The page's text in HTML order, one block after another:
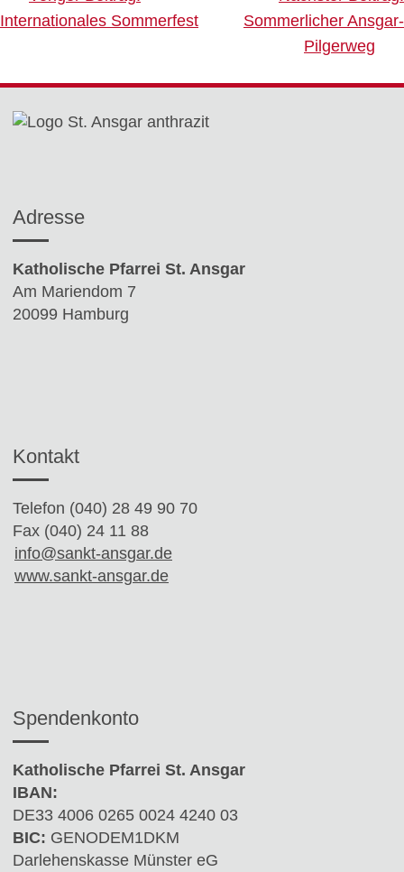
Internationales Sommerfest
Sommerlicher Ansgar-
Pilgerweg
Adresse
Katholische Pfarrei St. Ansgar
Am Mariendom 7
20099 Hamburg
Kontakt
Telefon (040) 28 49 90 70
Fax (040) 24 11 88
info@sankt-ansgar.de
www.sankt-ansgar.de
Spendenkonto
Katholische Pfarrei St. Ansgar
IBAN:
DE33 4006 0265 0024 4240 03
BIC: GENODEM1DKM
Darlehenskasse Münster eG